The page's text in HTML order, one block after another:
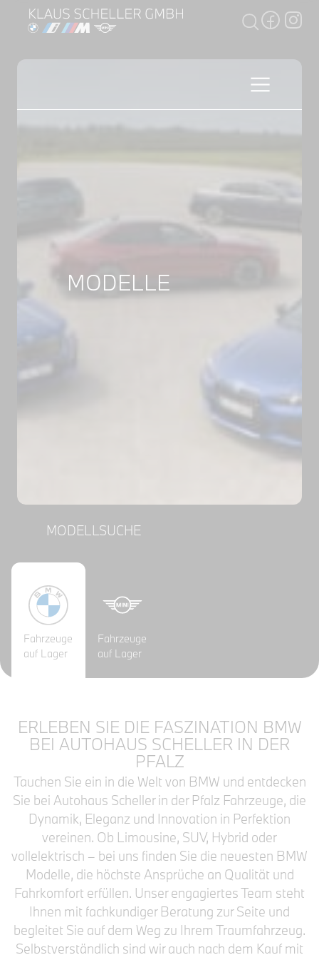
MODELLE
MODELLSUCHE
Fahrzeuge
auf Lager
Fahrzeuge
auf Lager
ERLEBEN SIE DIE FASZINATION BMW
BEI AUTOHAUS SCHELLER IN DER
PFALZ
Tauchen Sie ein in die Welt von BMW und entdecken
Sie bei Autohaus Scheller in der Pfalz Fahrzeuge, die
Dynamik, Eleganz und Innovation in Perfektion
vereinen. Ob Limousine, SUV, Hybrid oder
vollelektrisch – bei uns finden Sie die neuesten BMW
Modelle, die höchste Ansprüche an Qualität und
Fahrkomfort erfüllen. Unser engagiertes Team steht
Ihnen mit fachkundiger Beratung zur Seite und
begleitet Sie auf dem Weg zu Ihrem Traumfahrzeug.
Selbstverständlich sind wir auch nach dem Kauf mit